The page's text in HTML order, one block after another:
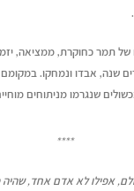
של תמר כחוקרת, ממציאה,
שנה, אבדו ונמחקו. במקומם
שנגרמו מניתוחים
****
אפילו לא אדם אחד,